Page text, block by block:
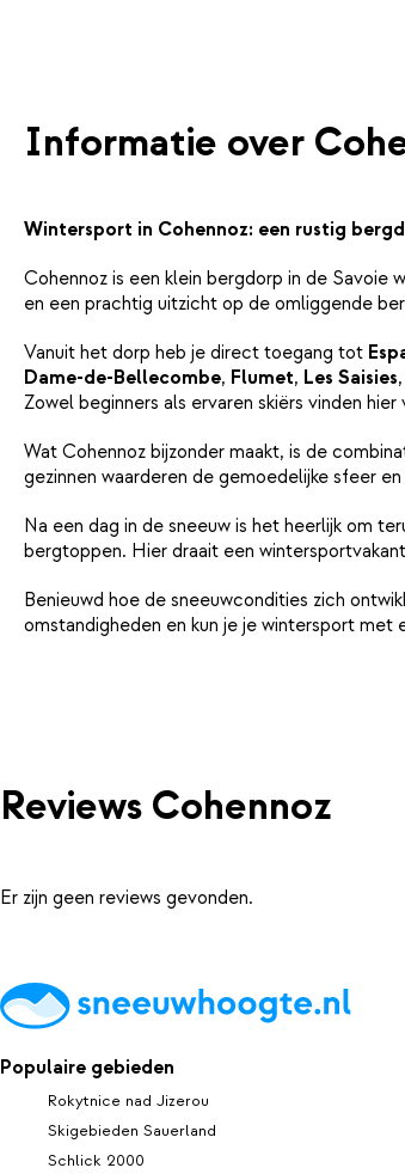
Informatie over
Wintersport in Cohennoz: een rustig
Cohennoz is een klein bergdorp in de Savoie
en een prachtig uitzicht op de omliggende
Vanuit het dorp heb je direct toegang tot
Dame-de-Bellecombe, Flumet, Les Saisies,
Zowel beginners als ervaren skiërs vinden
Wat Cohennoz bijzonder maakt, is de
gezinnen waarderen de gemoedelijke sfeer
Na een dag in de sneeuw is het heerlijk om
bergtoppen. Hier draait een
Benieuwd hoe de sneeuwcondities zich
omstandigheden en kun je je wintersport met
Reviews Cohennoz
Er zijn geen reviews gevonden.
Populaire gebieden
Rokytnice nad Jizerou
Skigebieden Sauerland
Schlick 2000